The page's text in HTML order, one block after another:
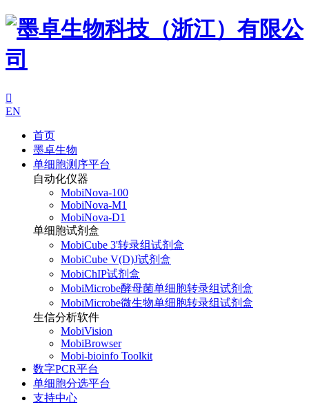

EN
首页
墨卓生物
单细胞测序平台
自动化仪器
MobiNova-100
MobiNova-M1
MobiNova-D1
单细胞试剂盒
MobiCube 3'转录组试剂盒
MobiCube V(D)J试剂盒
MobiChIP试剂盒
MobiMicrobe酵母菌单细胞转录组试剂盒
MobiMicrobe微生物单细胞转录组试剂盒
生信分析软件
MobiVision
MobiBrowser
Mobi-bioinfo Toolkit
数字PCR平台
单细胞分选平台
支持中心